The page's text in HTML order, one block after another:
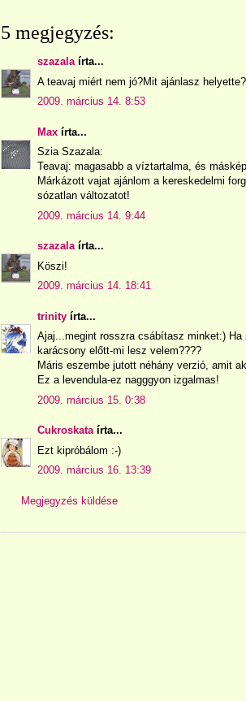
5 megjegyzés:
szazalaírta...
A teavaj miért nem jó?Mit ajánlasz helyette?
2009. március 14. 8:53
Max írta...
Szia Szazala:
Teavaj: magasabb a víztartalma, és
Márkázott vajat ajánlom a kereskedelmi
sózatlan változatot!
2009. március 14. 9:44
szazalaírta...
Köszi!
2009. március 14. 18:41
trinity írta...
Ajaj...megint rosszra csábítasz minket:)
karácsony előtt-mi lesz velem????
Máris eszembe jutott néhány verzió, amit
Ez a levendula-ez nagggyon izgalmas!
2009. március 15. 0:38
Cukroskataírta...
Ezt kipróbálom :-)
2009. március 16. 13:39
Megjegyzés küldése